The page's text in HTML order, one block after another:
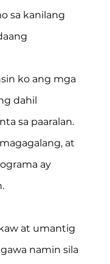
sa kanilang
ko ang mga
dahil
sa paaralan.
at
ay
at umantig
namin sila